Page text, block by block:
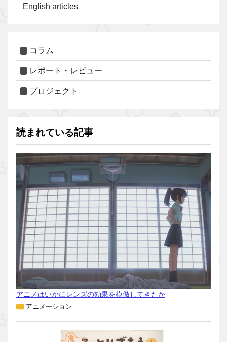
English articles
コラム
レポート・レビュー
プロジェクト
読まれている記事
アニメはいかにレンズの効果を模倣してきたか
アニメーション